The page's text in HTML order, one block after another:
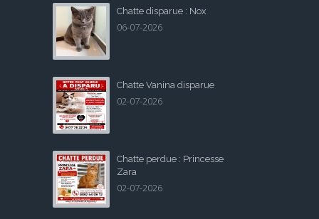
Chatte disparue : Nox
06-07-2026
Chatte Vanina disparue
02-07-2026
Chatte perdue : Princesse
Zara
02-07-2026